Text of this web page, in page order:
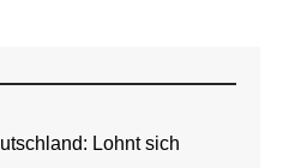
Lohnt sich